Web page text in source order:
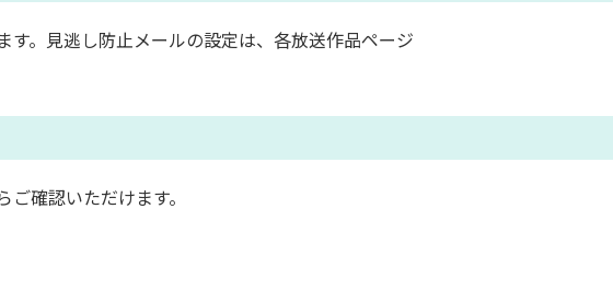
。見逃し防止メールの設定は、各放送作品ページ
確認いただけます。